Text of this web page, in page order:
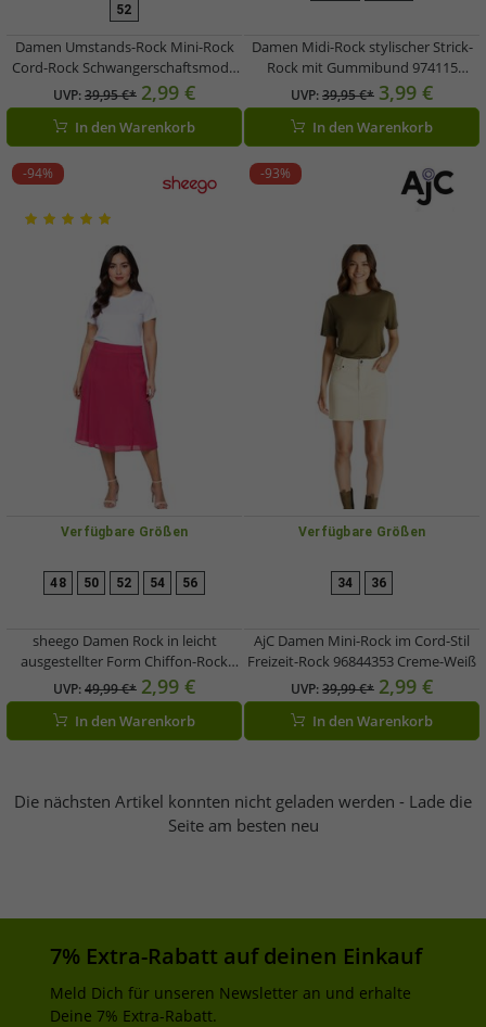
52
Damen Umstands-Rock Mini-Rock
Cord-Rock Schwangerschaftsmode
939056 Weinrot
UVP:39,95 €* 2,99 €
In den Warenkorb
Damen Midi-Rock stylischer Strick-
Rock mit Gummibund 974115
Rostbraun
UVP:39,95 €* 3,99 €
In den Warenkorb
-94%
Verfügbare Größen
48 50 52 54 56
sheego Damen Rock in leicht
ausgestellter Form Chiffon-Rock
Große Größen 127158 Rosa
UVP:49,99 €* 2,99 €
In den Warenkorb
-93%
Verfügbare Größen
34 36
AjC Damen Mini-Rock im Cord-Stil
Freizeit-Rock 96844353 Creme-Weiß
UVP:39,99 €* 2,99 €
In den Warenkorb
Die nächsten Artikel konnten nicht geladen werden - Lade die
Seite am besten neu
7% Extra-Rabatt auf deinen Einkauf
Meld Dich für unseren Newsletter an und erhalte
Deine 7% Extra-Rabatt.